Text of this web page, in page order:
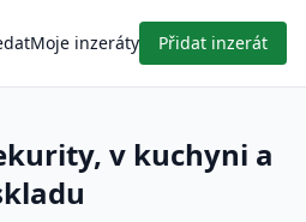
Moje inzeráty Přidat inzerát
v kuchyni a